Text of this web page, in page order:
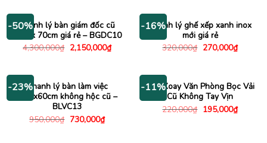
650,000₫.
-50%
Thanh lý bàn giám đốc cũ
1m4 x 70cm giá rẻ – BGDC10
4,300,000₫ Giá
gốc
2,150,000₫Giá
hiện
2,150,000₫.
-16%
Thanh lý ghế xếp xanh inox
mới giá rẻ
320,000₫ Giá
270,000₫Giá
hiện
-23%Thanh lý bàn làm việc
1m2x60cm không hộc cũ –
BLVC13
950,000₫ Giá
730,000₫Giá
hiện
-11%
Ghế Xoay Văn Phòng Bọc Vải
Cũ Không Tay Vịn
220,000₫ Giá
195,000₫Giá
hiện